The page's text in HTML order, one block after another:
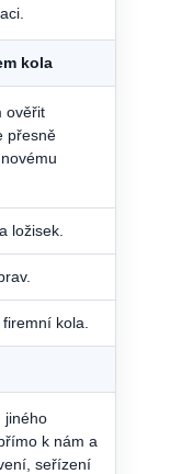
kola
ověřit
přesně
ložisek.
kola.
jiného
k nám a
seřízení